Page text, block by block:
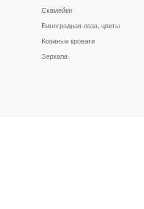
Скамейки
Виноградная лоза, цветы
Кованые кровати
Зеркала